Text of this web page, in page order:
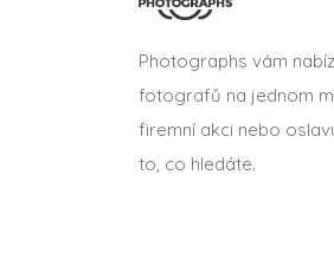
Photographs vám
fotografů na jednom
firemní akci nebo
to, co hledáte.